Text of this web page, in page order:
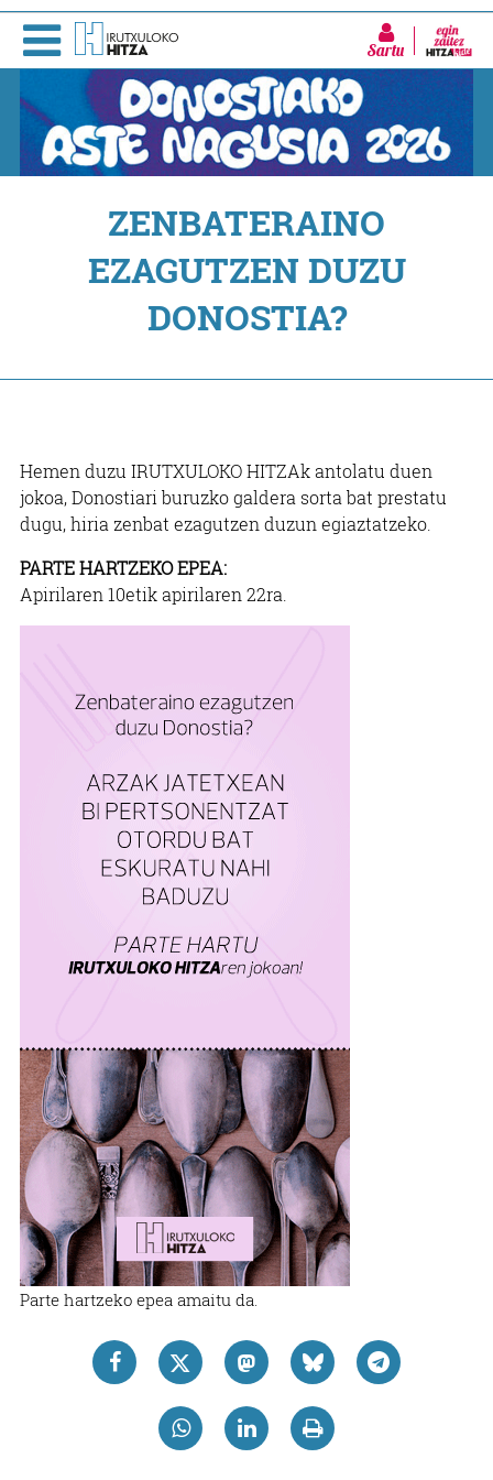
Sartu
ZENBATERAINO
EZAGUTZEN DUZU
DONOSTIA?
Hemen duzu IRUTXULOKO HITZAk antolatu duen
jokoa, Donostiari buruzko galdera sorta bat prestatu
dugu, hiria zenbat ezagutzen duzun egiaztatzeko.
PARTE HARTZEKO EPEA:
Apirilaren 10etik apirilaren 22ra.
Parte hartzeko epea amaitu da.